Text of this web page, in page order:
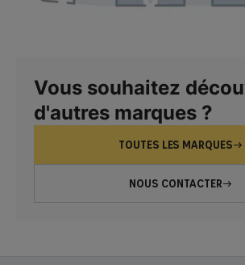
Vous souhaitez
d'autres marques ?
TOUTES LES MARQUES
NOUS CONTACTER